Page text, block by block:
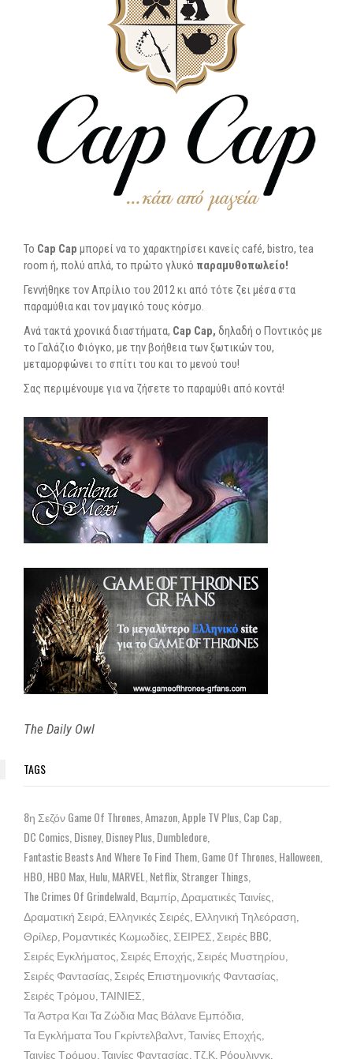
To Cap Cap μπορεί να το χαρακτηρίσει κανείς café, bistro, tea
room ή, πολύ απλά, το πρώτο γλυκό παραμυθοπωλείο!
Γεννήθηκε τον Απρίλιο του 2012 κι από τότε ζει μέσα στα
παραμύθια και τον μαγικό τους κόσμο.
Ανά τακτά χρονικά διαστήματα, Cap Cap, δηλαδή ο Ποντικός με
το Γαλάζιο Φιόγκο, με την βοήθεια των ξωτικών του,
μεταμορφώνει το σπίτι του και το μενού του!
Σας περιμένουμε για να ζήσετε το παραμύθι από κοντά!
The Daily Owl
TAGS
8η Σεζόν Game Of Thrones Amazon Apple TV Plus Cap Cap
DC Comics Disney Disney Plus Dumbledore
Fantastic Beasts And Where To Find Them Game Of Thrones Halloween
HBO HBO Max Hulu MARVEL Netflix Stranger Things
The Crimes Of Grindelwald Βαμπίρ Δραματικές Ταινίες
Δραματική Σειρά Ελληνικές Σειρές Ελληνική Τηλεόραση
Θρίλερ Ρομαντικές Κωμωδίες ΣΕΙΡΕΣ Σειρές BBC
Σειρές Εγκλήματος Σειρές Εποχής Σειρές Μυστηρίου
Σειρές Φαντασίας Σειρές Επιστημονικής Φαντασίας
Σειρές Τρόμου ΤΑΙΝΙΕΣ
Τα Άστρα Και Τα Ζώδια Μας Βάλανε Εμπόδια
Τα Εγκλήματα Του Γκρίντελβαλντ Ταινίες Εποχής
Ταινίες Τρόμου Ταινίες Φαντασίας Τζ.Κ. Ρόουλινγκ